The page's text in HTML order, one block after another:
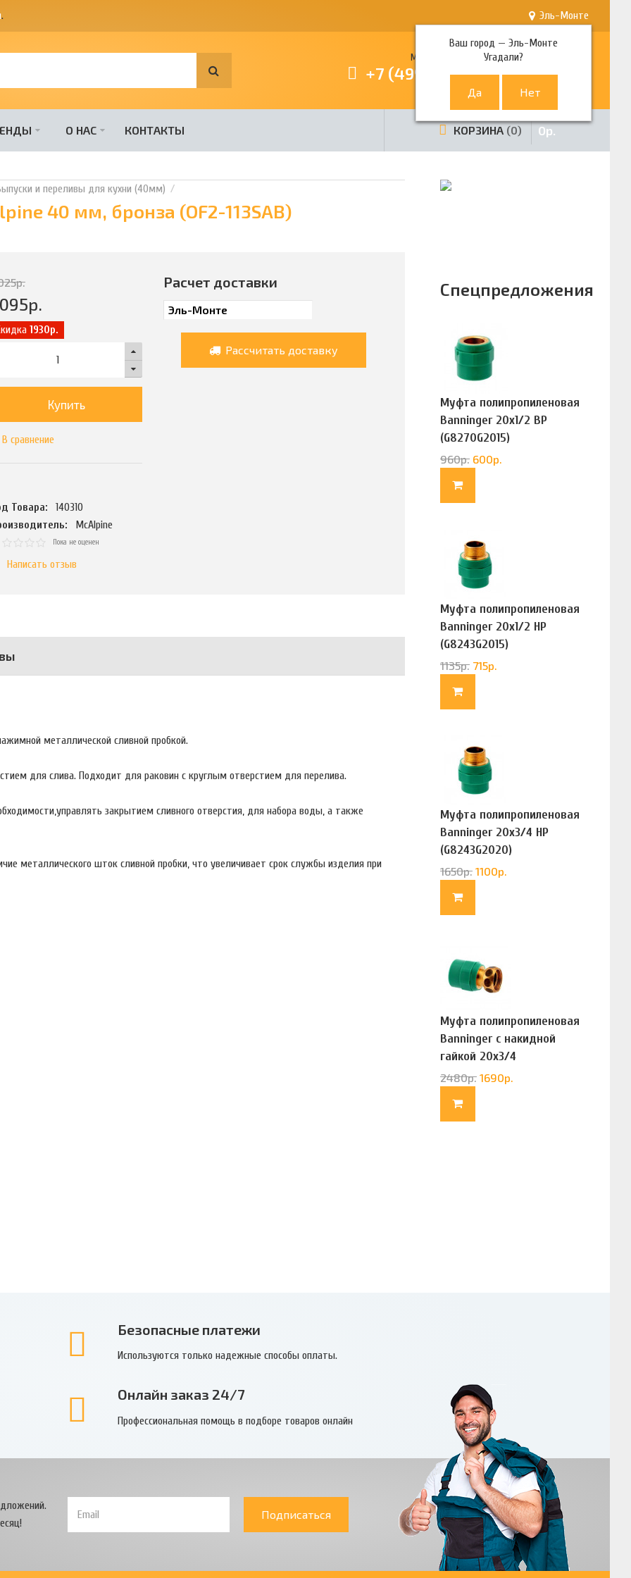
. Эль-Монте
Ваш город —Эль-Монте
Угадали?
Многоканальный телефон
+7 (499) 380-80-80
О НАС КОНТАКТЫ КОРЗИНА 0 0р.
и переливы для кухни (40мм)
40 мм, бронза (OF2-113SAB)
р.
р.
1930р.
Купить
В сравнение
Товара:
140310
McAlpine
Пока не оценен
Написать отзыв
Расчет доставки
Рассчитать доставку
металлической сливной пробкой.
для слива. Подходит для раковин с круглым отверстием для перелива.
закрытием сливного отверстия, для набора воды, а также
металлического шток сливной пробки, что увеличивает срок службы изделия при
Спецпредложения
Муфта полипропиленовая
Banninger 20х1/2 ВР
(G8270G2015)
960р. 600р.
Муфта полипропиленовая
Banninger 20х1/2 НР
(G8243G2015)
1135р. 715р.
Муфта полипропиленовая
Banninger 20х3/4 НР
(G8243G2020)
1650р. 1100р.
Муфта полипропиленовая
Banninger с накидной
гайкой 20х3/4
(G83322020)
2480р. 1690р.
Безопасные платежи
Используются только надежные способы оплаты.
Онлайн заказ 24/7
Профессиональная помощь в подборе товаров онлайн
Подписаться